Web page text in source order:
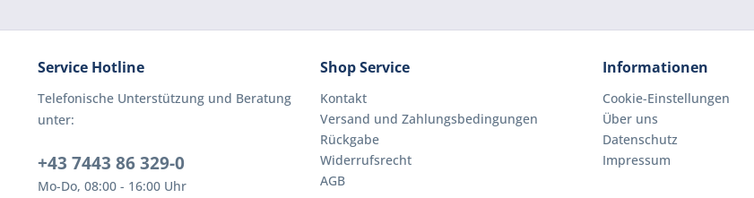
Service Hotline
Telefonische Unterstützung und Beratung
unter:
+43 7443 86 329-0
Mo-Do, 08:00 - 16:00 Uhr
Shop Service
Kontakt
Versand und Zahlungsbedingungen
Rückgabe
Widerrufsrecht
AGB
Informationen
Cookie-Einstellungen
Über uns
Datenschutz
Impressum